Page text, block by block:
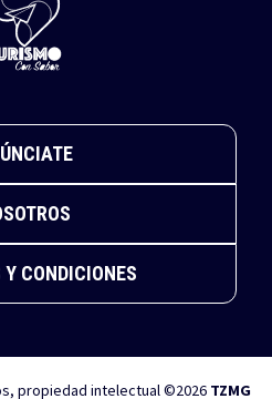
CONDICIONES
propiedad intelectual ©2026 TZMG